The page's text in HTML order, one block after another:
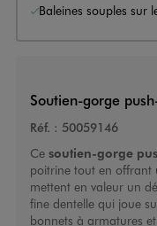
Baleines souples sur
Soutien-gorge
Réf. : 50059146
Ce soutien-gorge
poitrine tout en offrant
mettent en valeur un
fine dentelle qui joue
bonnets à armatures